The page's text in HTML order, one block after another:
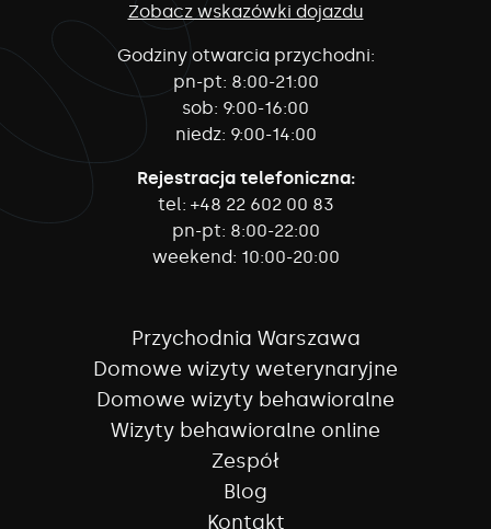
Zobacz wskazówki dojazdu
Godziny otwarcia przychodni:
pn-pt: 8:00-21:00
sob: 9:00-16:00
niedz: 9:00-14:00
Rejestracja telefoniczna:
tel: +48 22 602 00 83
pn-pt: 8:00-22:00
weekend: 10:00-20:00
Przychodnia Warszawa
Domowe wizyty weterynaryjne
Domowe wizyty behawioralne
Wizyty behawioralne online
Zespół
Blog
Kontakt